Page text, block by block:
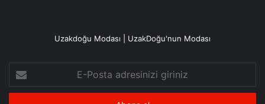
Uzakdoğu Modası | UzakDoğu'nun Modası
Posta
adresinizi